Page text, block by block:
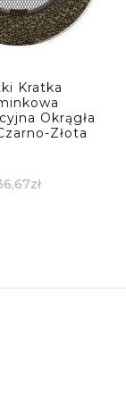
Kratka
Okrągła
Złota
zł